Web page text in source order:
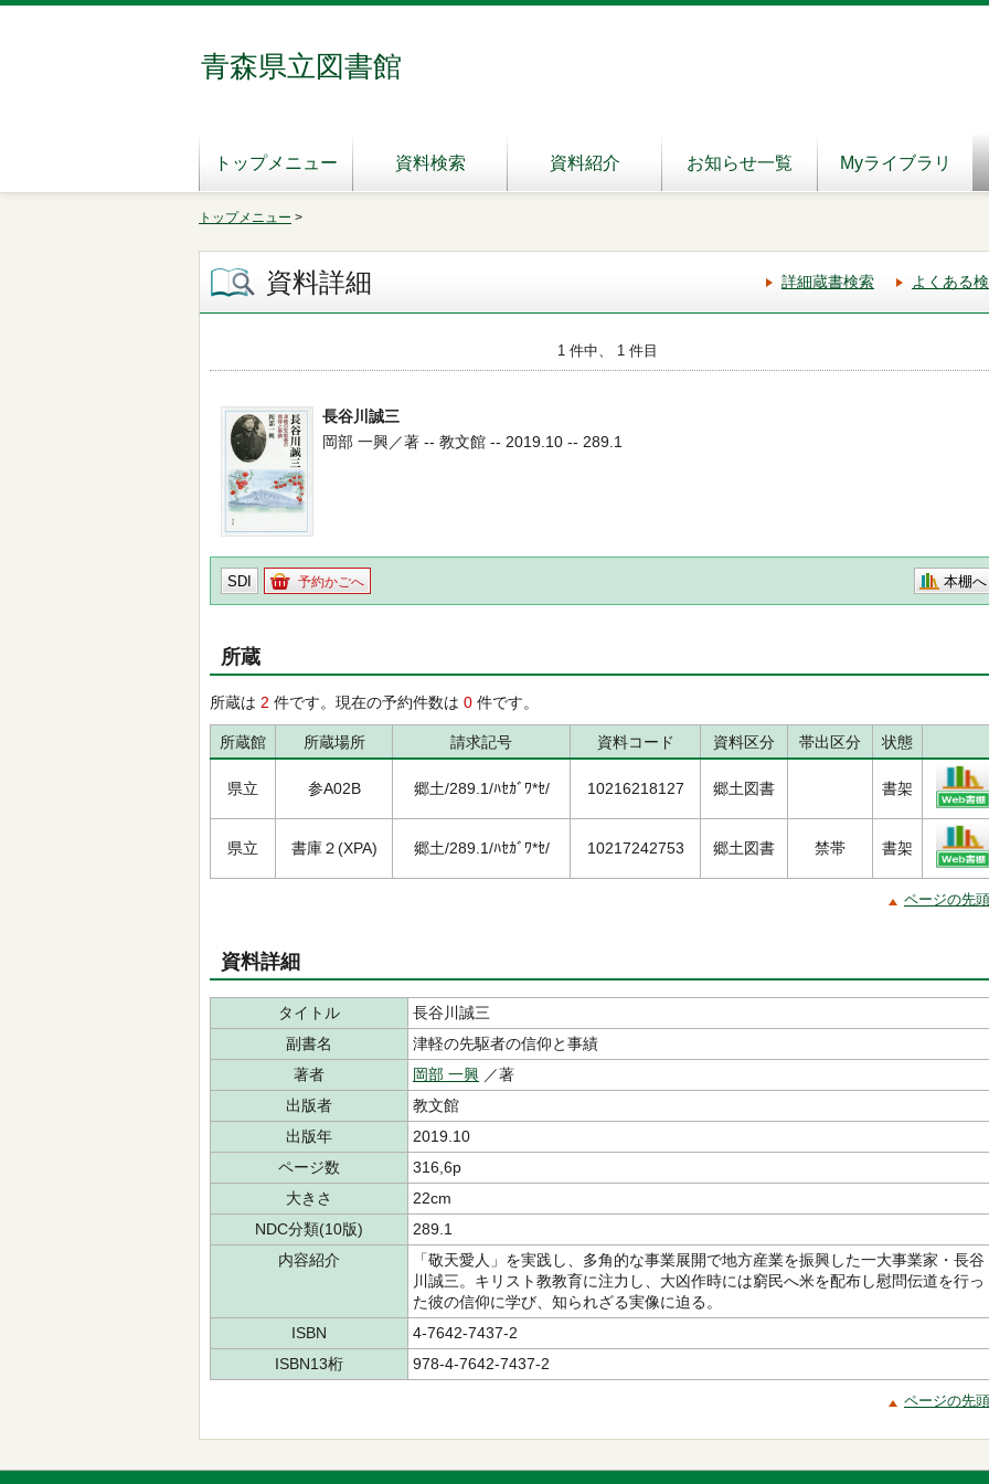
青森県立図書館
トップメニュー 資料検索 資料紹介 お知らせ一覧 Myライブラリ
トップメニュー >
資料詳細 詳細蔵書検索 よくある
1 件中、 1 件目
長谷川誠三
岡部 一興／著 -- 教文館 -- 2019.10 -- 289.1
SDI 予約かごへ 本棚へ
所蔵
所蔵は 2 件です。現在の予約件数は 0 件です。
所蔵館 所蔵場所 請求記号 資料コード 資料区分 帯出区分 状態
県立 参A02B 郷土/289.1/ﾊｾｶﾞﾜ*ｾ/ 10216218127 郷土図書 書架
県立 書庫２(XPA) 郷土/289.1/ﾊｾｶﾞﾜ*ｾ/ 10217242753 郷土図書 禁帯 書架
ページの先
資料詳細
タイトル
長谷川誠三
副書名
津軽の先駆者の信仰と事績
著者
岡部 一興 ／著
出版者
教文館
出版年
2019.10
ページ数
316,6p
大きさ
22cm
NDC分類(10版)
289.1
内容紹介
「敬天愛人」を実践し、多角的な事業展開で地方産業を振興した一大事業家・長谷
川誠三。キリスト教教育に注力し、大凶作時には窮民へ米を配布し慰問伝道を行っ
た彼の信仰に学び、知られざる実像に迫る。
ISBN
4-7642-7437-2
ISBN13桁
978-4-7642-7437-2
ページの先